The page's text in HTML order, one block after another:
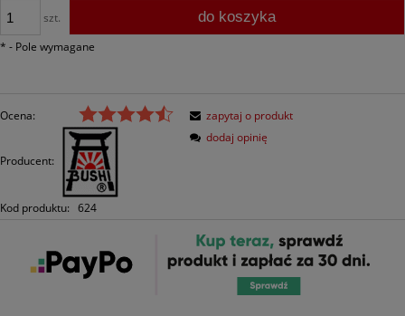
szt. do koszyka
* - Pole wymagane
Ocena:
Producent:
Kod produktu: 624
zapytaj o produkt
dodaj opinię